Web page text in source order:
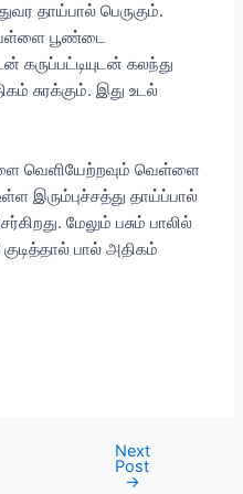
தாய்பால் பெருகும்.
பூண்டை
கலந்து
சுரக்கும். இது உடல்
வெளியேற்றவும் வெள்ளை
இரும்புச்சத்து தாய்ப்பால்
மேலும் பசும் பாலில்
பால் அதிகம்
Next
Post
→